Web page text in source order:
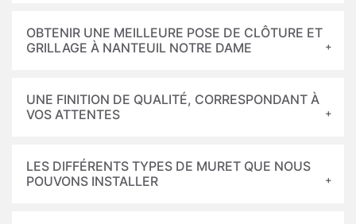
OBTENIR UNE MEILLEURE POSE DE CLÔTURE ET
GRILLAGE À NANTEUIL NOTRE DAME
UNE FINITION DE QUALITÉ, CORRESPONDANT À
VOS ATTENTES
LES DIFFÉRENTS TYPES DE MURET QUE NOUS
POUVONS INSTALLER